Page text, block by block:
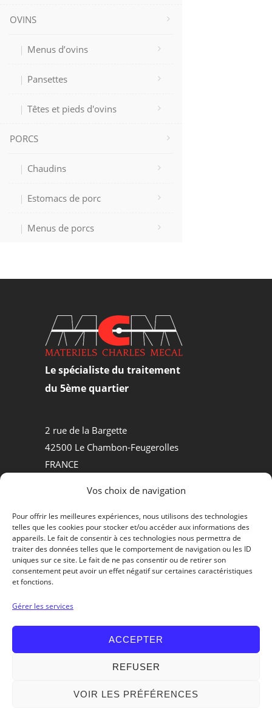
Vos choix de navigation
Pour offrir les meilleures expériences, nous utilisons des technologies
telles que les cookies pour stocker et/ou accéder aux informations des
appareils. Le fait de consentir à ces technologies nous permettra de
traiter des données telles que le comportement de navigation ou les ID
uniques sur ce site. Le fait de ne pas consentir ou de retirer son
consentement peut avoir un effet négatif sur certaines caractéristiques
et fonctions.
Gérer les services
ACCEPTER
REFUSER
VOIR LES PRÉFÉRENCES
OVINS
Menus d’ovins
Pansettes
Têtes et pieds d'ovins
PORCS
Chaudins
Estomacs de porc
Menus de porcs
Le spécialiste du traitement
du 5ème quartier
2 rue de la Bargette
42500 Le Chambon-Feugerolles
FRANCE
MATÉRIELS D’ABATTOIRS
PROCESS AGROALIMENTAIRE
QUI SOMMES-NOUS ?
Contactons-nous